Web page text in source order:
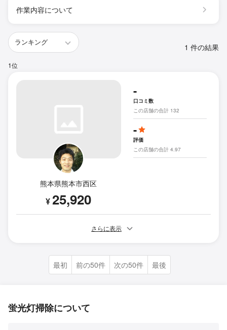
作業内容について
1 件の結果
1位
熊本県熊本市西区
¥25,920
-
口コミ数
この店舗の合計 132
-
評価
この店舗の合計 4.97
さらに表示
最初 前の50件 次の50件 最後
蛍光灯掃除について